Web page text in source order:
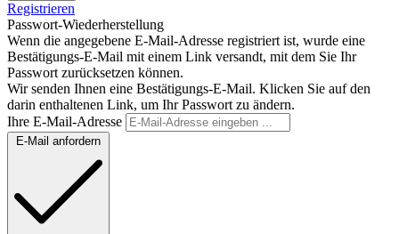
Registrieren
Passwort-Wiederherstellung
Wenn die angegebene E-Mail-Adresse registriert ist, wurde eine
Bestätigungs-E-Mail mit einem Link versandt, mit dem Sie Ihr
Passwort zurücksetzen können.
Wir senden Ihnen eine Bestätigungs-E-Mail. Klicken Sie auf den
darin enthaltenen Link, um Ihr Passwort zu ändern.
Ihre E-Mail-Adresse
E-Mail anfordern